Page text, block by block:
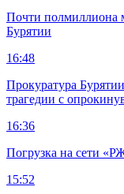
Почти полмиллиона
Бурятии
16:48
Прокуратура
трагедии с
16:36
Погрузка на сети
15:52